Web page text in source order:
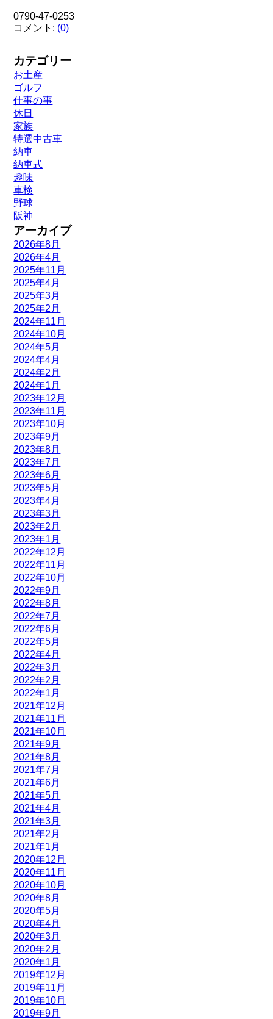
0790-47-0253
コメント: (0)
カテゴリー
お土産
ゴルフ
仕事の事
休日
家族
特選中古車
納車
納車式
趣味
車検
野球
阪神
アーカイブ
2026年8月
2026年4月
2025年11月
2025年4月
2025年3月
2025年2月
2024年11月
2024年10月
2024年5月
2024年4月
2024年2月
2024年1月
2023年12月
2023年11月
2023年10月
2023年9月
2023年8月
2023年7月
2023年6月
2023年5月
2023年4月
2023年3月
2023年2月
2023年1月
2022年12月
2022年11月
2022年10月
2022年9月
2022年8月
2022年7月
2022年6月
2022年5月
2022年4月
2022年3月
2022年2月
2022年1月
2021年12月
2021年11月
2021年10月
2021年9月
2021年8月
2021年7月
2021年6月
2021年5月
2021年4月
2021年3月
2021年2月
2021年1月
2020年12月
2020年11月
2020年10月
2020年8月
2020年5月
2020年4月
2020年3月
2020年2月
2020年1月
2019年12月
2019年11月
2019年10月
2019年9月